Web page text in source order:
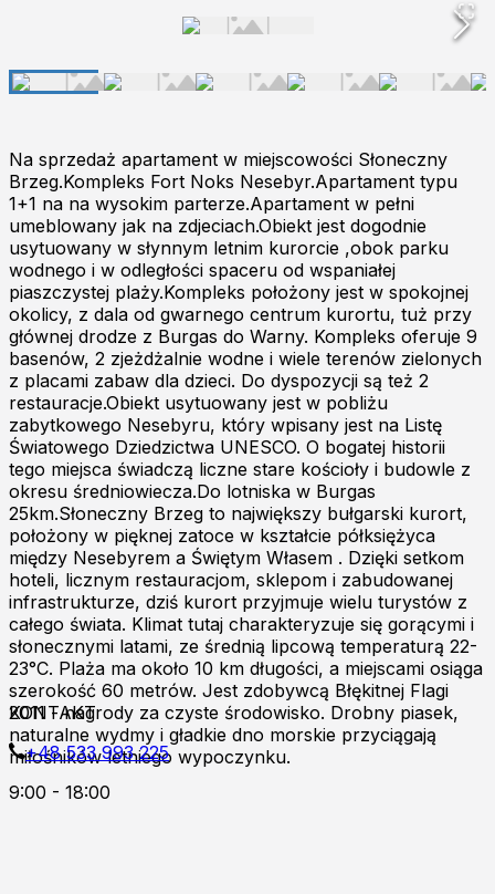
Na sprzedaż apartament w miejscowości Słoneczny
Brzeg.Kompleks Fort Noks Nesebyr.Apartament typu
1+1 na na wysokim parterze.Apartament w pełni
umeblowany jak na zdjeciach.Obiekt jest dogodnie
usytuowany w słynnym letnim kurorcie ,obok parku
wodnego i w odległości spaceru od wspaniałej
piaszczystej plaży.Kompleks położony jest w spokojnej
okolicy, z dala od gwarnego centrum kurortu, tuż przy
głównej drodze z Burgas do Warny. Kompleks oferuje 9
basenów, 2 zjeżdżalnie wodne i wiele terenów zielonych
z placami zabaw dla dzieci. Do dyspozycji są też 2
restauracje.Obiekt usytuowany jest w pobliżu
zabytkowego Nesebyru, który wpisany jest na Listę
Światowego Dziedzictwa UNESCO. O bogatej historii
tego miejsca świadczą liczne stare kościoły i budowle z
okresu średniowiecza.Do lotniska w Burgas
25km.Słoneczny Brzeg to największy bułgarski kurort,
położony w pięknej zatoce w kształcie półksiężyca
między Nesebyrem a Świętym Własem . Dzięki setkom
hoteli, licznym restauracjom, sklepom i zabudowanej
infrastrukturze, dziś kurort przyjmuje wielu turystów z
całego świata. Klimat tutaj charakteryzuje się gorącymi i
słonecznymi latami, ze średnią lipcową temperaturą 22-
23°C. Plaża ma około 10 km długości, a miejscami osiąga
szerokość 60 metrów. Jest zdobywcą Błękitnej Flagi
2011 - nagrody za czyste środowisko. Drobny piasek,
naturalne wydmy i gładkie dno morskie przyciągają
miłośników letniego wypoczynku.
KONTAKT
+48 533 993 225
9:00 - 18:00